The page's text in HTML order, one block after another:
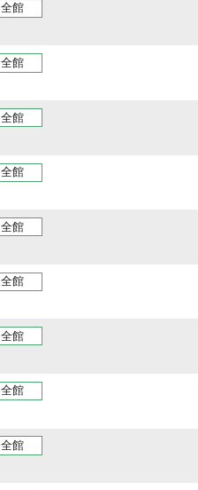
全館
全館
全館
全館
全館
全館
全館
全館
全館